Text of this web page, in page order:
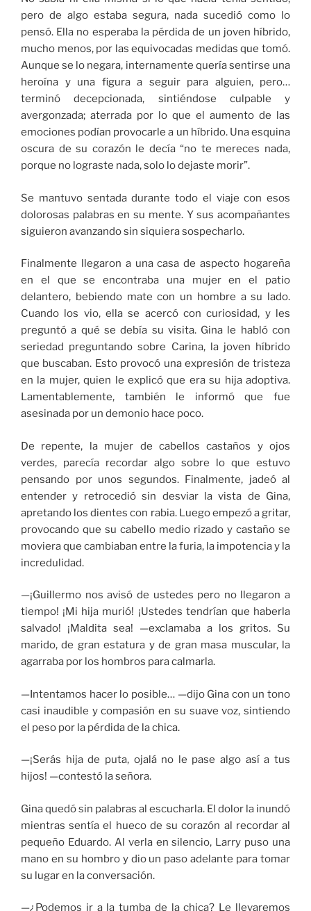
pero de algo estaba segura, nada sucedió como lo
pensó. Ella no esperaba la pérdida de un joven híbrido,
mucho menos, por las equivocadas medidas que tomó.
Aunque se lo negara, internamente quería sentirse una
heroína y una figura a seguir para alguien, pero…
terminó decepcionada, sintiéndose culpable y
avergonzada; aterrada por lo que el aumento de las
emociones podían provocarle a un híbrido. Una esquina
oscura de su corazón le decía “no te mereces nada,
porque no lograste nada, solo lo dejaste morir”.
Se mantuvo sentada durante todo el viaje con esos
dolorosas palabras en su mente. Y sus acompañantes
siguieron avanzando sin siquiera sospecharlo.
Finalmente llegaron a una casa de aspecto hogareña
en el que se encontraba una mujer en el patio
delantero, bebiendo mate con un hombre a su lado.
Cuando los vio, ella se acercó con curiosidad, y les
preguntó a qué se debía su visita. Gina le habló con
seriedad preguntando sobre Carina, la joven híbrido
que buscaban. Esto provocó una expresión de tristeza
en la mujer, quien le explicó que era su hija adoptiva.
Lamentablemente, también le informó que fue
asesinada por un demonio hace poco.
De repente, la mujer de cabellos castaños y ojos
verdes, parecía recordar algo sobre lo que estuvo
pensando por unos segundos. Finalmente, jadeó al
entender y retrocedió sin desviar la vista de Gina,
apretando los dientes con rabia. Luego empezó a gritar,
provocando que su cabello medio rizado y castaño se
moviera que cambiaban entre la furia, la impotencia y la
incredulidad.
—¡Guillermo nos avisó de ustedes pero no llegaron a
tiempo! ¡Mi hija murió! ¡Ustedes tendrían que haberla
salvado! ¡Maldita sea! —exclamaba a los gritos. Su
marido, de gran estatura y de gran masa muscular, la
agarraba por los hombros para calmarla.
—Intentamos hacer lo posible… —dijo Gina con un tono
casi inaudible y compasión en su suave voz, sintiendo
el peso por la pérdida de la chica.
—¡Serás hija de puta, ojalá no le pase algo así a tus
hijos! —contestó la señora.
Gina quedó sin palabras al escucharla. El dolor la inundó
mientras sentía el hueco de su corazón al recordar al
pequeño Eduardo. Al verla en silencio, Larry puso una
mano en su hombro y dio un paso adelante para tomar
su lugar en la conversación.
—¿Podemos ir a la tumba de la chica? Le llevaremos